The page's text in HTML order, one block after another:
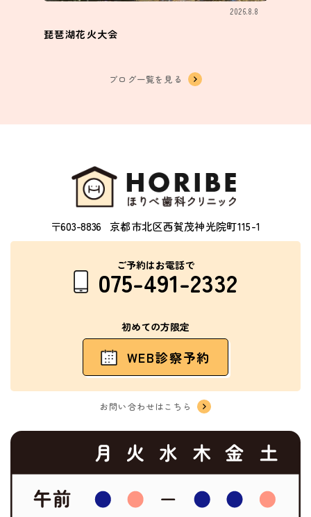
2026.8.8
琵琶湖花火大会
ブログ一覧を見る
〒603-8836 京都市北区西賀茂神光院町115-1
ご予約はお電話で
075-491-2332
初めての方限定
WEB診察予約
お問い合わせはこちら